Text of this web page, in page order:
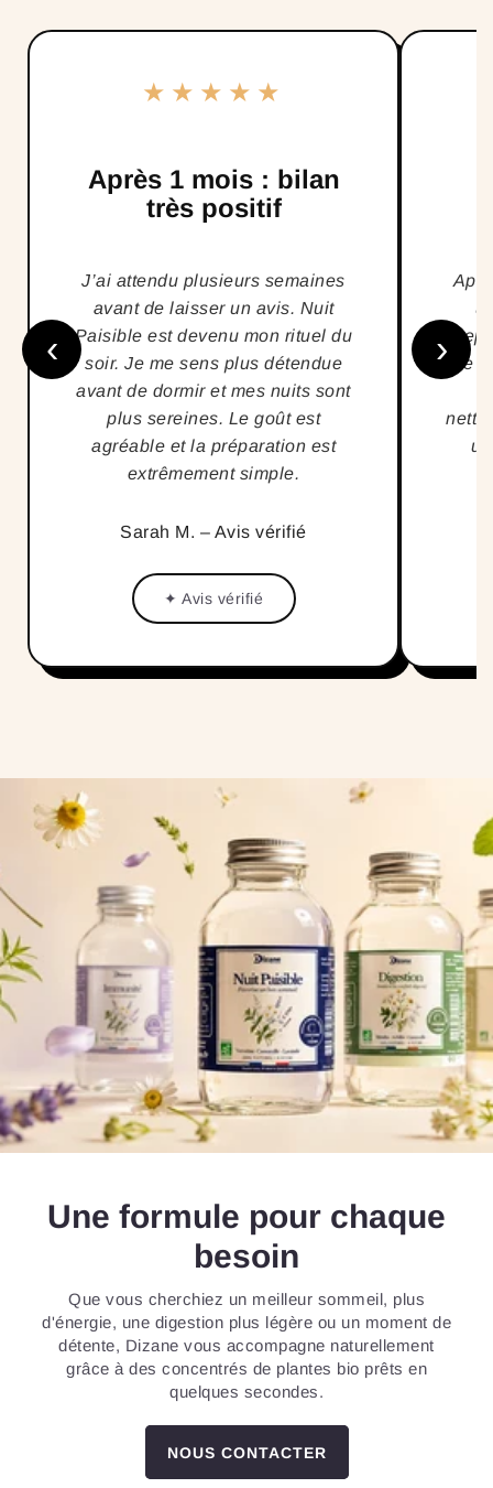
‹
★★★★★
Après 1 mois : bilan
très positif
J’ai attendu plusieurs semaines
avant de laisser un avis. Nuit
Paisible est devenu mon rituel du
soir. Je me sens plus détendue
avant de dormir et mes nuits sont
plus sereines. Le goût est
agréable et la préparation est
extrêmement simple.
Sarah M. – Avis vérifié
✦ Avis vérifié
me
›
Une formule pour chaque
besoin
Que vous cherchiez un meilleur sommeil, plus
d'énergie, une digestion plus légère ou un moment de
détente, Dizane vous accompagne naturellement
grâce à des concentrés de plantes bio prêts en
quelques secondes.
NOUS CONTACTER